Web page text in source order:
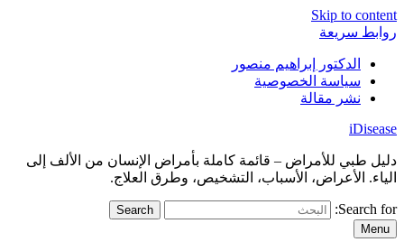
Skip to content
روابط سريعة
الدكتور إبراهيم منصور
سياسة الخصوصية
نشر مقالة
iDisease
دليل طبي للأمراض – قائمة كاملة بأمراض الإنسان من الألف إلى
الياء. الأعراض، الأسباب، التشخيص، وطرق العلاج.
Search for:
Menu